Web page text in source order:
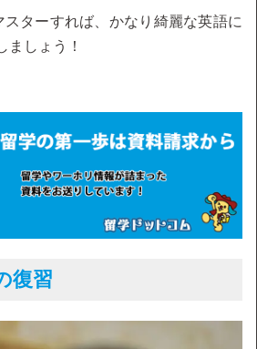
ターすれば、かなり綺麗な英語に
ましょう！
復習